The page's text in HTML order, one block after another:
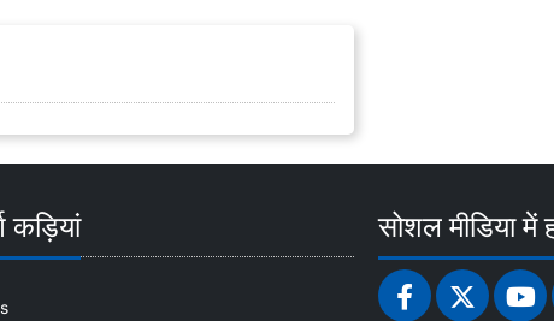
कड़ियां सोशल मीडिया